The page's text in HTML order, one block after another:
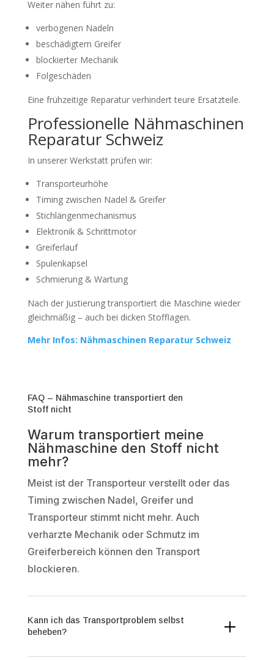
Weiter nähen führt zu:
verbogenen Nadeln
beschädigtem Greifer
blockierter Mechanik
Folgeschäden
Eine frühzeitige Reparatur verhindert teure Ersatzteile.
Professionelle Nähmaschinen
Reparatur Schweiz
In unserer Werkstatt prüfen wir:
Transporteurhöhe
Timing zwischen Nadel & Greifer
Stichlängenmechanismus
Elektronik & Schrittmotor
Greiferlauf
Spulenkapsel
Schmierung & Wartung
Nach der Justierung transportiert die Maschine wieder
gleichmäßig – auch bei dicken Stofflagen.
Mehr Infos: Nähmaschinen Reparatur Schweiz
FAQ – Nähmaschine transportiert den
Stoff nicht
Warum transportiert meine
Nähmaschine den Stoff nicht
mehr?
Meist ist der Transporteur verstellt oder das
Timing zwischen Nadel, Greifer und
Transporteur stimmt nicht mehr. Auch
verharzte Mechanik oder Schmutz im
Greiferbereich können den Transport
blockieren.
Kann ich das Transportproblem selbst
beheben?